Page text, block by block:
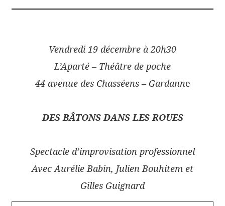
Vendredi 19 décembre à 20h30
L’Aparté – Théâtre de poche
44 avenue des Chasséens – Gardanne
DES BÂTONS DANS LES ROUES
Spectacle d’improvisation professionnel
Avec Aurélie Babin, Julien Bouhitem et
Gilles Guignard